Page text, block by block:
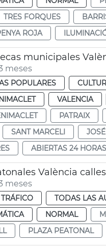
TRES FORQUES
ROJA
municipales
meses
POPULARES
VALENCIA
PATRAIX
SANT MARCELI
ABIERTAS 24 HORAS
València
meses
TRÁFICO TODAS LAS
NORMAL
PLAZA PEATONAL